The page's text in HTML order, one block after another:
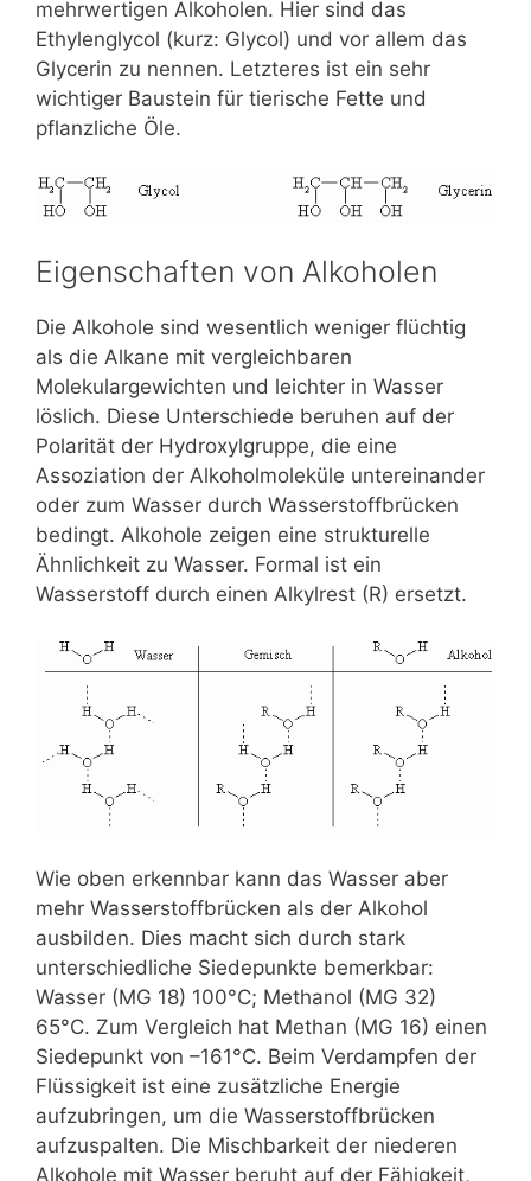
mehrwertigen Alkoholen. Hier sind das
Ethylenglycol (kurz: Glycol) und vor allem das
Glycerin zu nennen. Letzteres ist ein sehr
wichtiger Baustein für tierische Fette und
pflanzliche Öle.
Eigenschaften von Alkoholen
Die Alkohole sind wesentlich weniger flüchtig
als die Alkane mit vergleichbaren
Molekulargewichten und leichter in Wasser
löslich. Diese Unterschiede beruhen auf der
Polarität der Hydroxylgruppe, die eine
Assoziation der Alkoholmoleküle untereinander
oder zum Wasser durch Wasserstoffbrücken
bedingt. Alkohole zeigen eine strukturelle
Ähnlichkeit zu Wasser. Formal ist ein
Wasserstoff durch einen Alkylrest (R) ersetzt.
Wie oben erkennbar kann das Wasser aber
mehr Wasserstoffbrücken als der Alkohol
ausbilden. Dies macht sich durch stark
unterschiedliche Siedepunkte bemerkbar:
Wasser (MG 18) 100°C; Methanol (MG 32)
65°C. Zum Vergleich hat Methan (MG 16) einen
Siedepunkt von –161°C. Beim Verdampfen der
Flüssigkeit ist eine zusätzliche Energie
aufzubringen, um die Wasserstoffbrücken
aufzuspalten. Die Mischbarkeit der niederen
Alkohole mit Wasser beruht auf der Fähigkeit,